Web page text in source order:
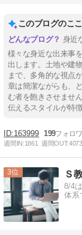
このブログのこ
身近
様々な身近な出来事
出します。土地や建
まで、多角的な視点
章は簡潔ながらも、
む者を飽きさせませ
伝えるスタイルが特徴
163999 199
週間IN:1861 週間OUT:4073
3 Ｓ
8/4
体系